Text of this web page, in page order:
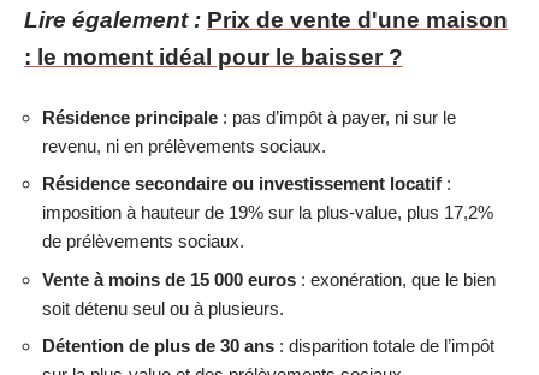
Lire également : Prix de vente d'une maison
: le moment idéal pour le baisser ?
Résidence principale : pas d’impôt à payer, ni sur le
revenu, ni en prélèvements sociaux.
Résidence secondaire ou investissement locatif :
imposition à hauteur de 19% sur la plus-value, plus 17,2%
de prélèvements sociaux.
Vente à moins de 15 000 euros : exonération, que le bien
soit détenu seul ou à plusieurs.
Détention de plus de 30 ans : disparition totale de l’impôt